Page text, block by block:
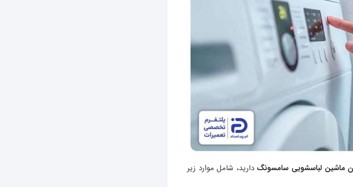
ماشین لباسشویی سامسونگ دارید، شامل موارد زیر